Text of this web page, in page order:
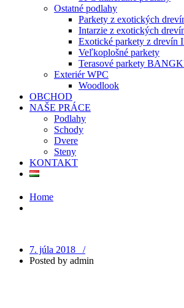
Ostatné podlahy
Parkety z exotických
Intarzie z exotických
Exotické parkety z drevín
Veľkoplošné parkety
Terasové parkety
Exteriér WPC
Woodlook
OBCHOD
NAŠE PRÁCE
Podlahy
Schody
Dvere
Steny
KONTAKT
Home
7. júla 2018 /
Posted by admin